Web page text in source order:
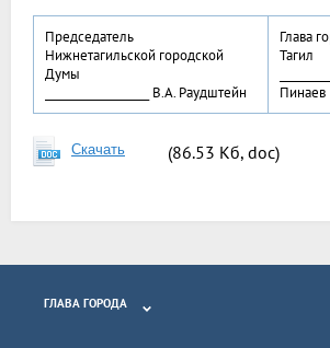
Председатель
Нижнетагильской городской
Думы
___________________ В.А. Раудштейн
Глава
Тагил
Пинаев
Скачать (86.53 Кб, doc)
ГЛАВА ГОРОДА